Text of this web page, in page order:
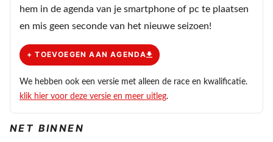
hem in de agenda van je smartphone of pc te plaatsen
en mis geen seconde van het nieuwe seizoen!
+ TOEVOEGEN AAN AGENDA
We hebben ook een versie met alleen de race en kwalificatie.
klik hier voor deze versie en meer uitleg.
NET BINNEN